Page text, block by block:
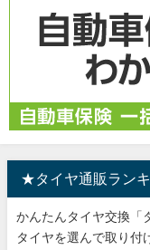
★タイヤ通販ラン
かんたんタイヤ交換「
タイヤを選んで取り付